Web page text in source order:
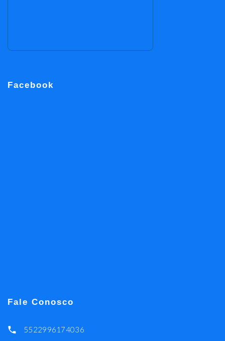
Facebook
Fale Conosco
5522996174036